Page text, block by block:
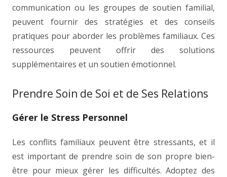
communication ou les groupes de soutien familial,
peuvent fournir des stratégies et des conseils
pratiques pour aborder les problèmes familiaux. Ces
ressources peuvent offrir des solutions
supplémentaires et un soutien émotionnel.
Prendre Soin de Soi et de Ses Relations
Gérer le Stress Personnel
Les conflits familiaux peuvent être stressants, et il
est important de prendre soin de son propre bien-
être pour mieux gérer les difficultés. Adoptez des